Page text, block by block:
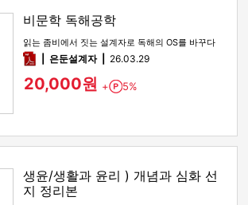
비문학 독해공학
읽는 좀비에서 짓는 설계자로 독해의 OS를 바꾸다
pdf은둔설계자 26.03.29
20,000원 + Point
5%
생윤/생활과 윤리 ) 개념과 심화 선
지 정리본